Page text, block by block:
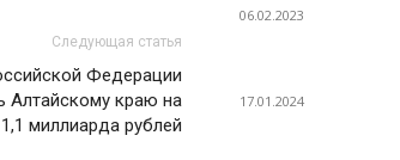
Следующая статья
Федерации
Алтайскому краю на
1,1 миллиарда рублей
06.02.2023
17.01.2024